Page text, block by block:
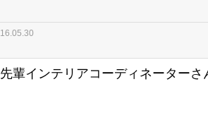
輩インテリアコーディネーターさ